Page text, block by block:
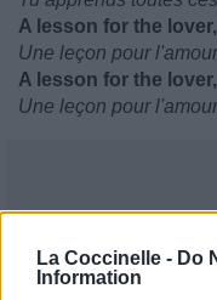
La Coccinelle - Do
Information
A lesson for the
Une leçon pour
A lesson for the
Une leçon pour